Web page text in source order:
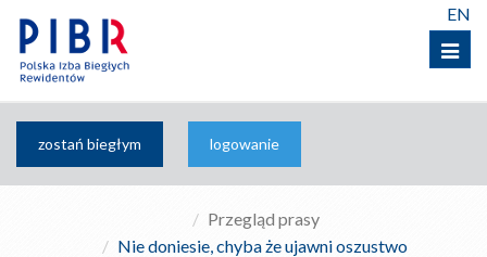
Menu
EN
zostań biegłym logowanie
Przegląd prasy
Nie doniesie, chyba że ujawni oszustwo